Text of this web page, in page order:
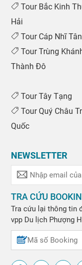
Tour Bắc Kinh
Hải
Tour Cáp Nhĩ Tân
Tour Trùng
Thành Đô
Tour Tây Tạng
Tour Quý Châu
Quốc
NEWSLETTER
TRA CỨU
Tra cứu lại thông tin
vpp Du lịch Phượng